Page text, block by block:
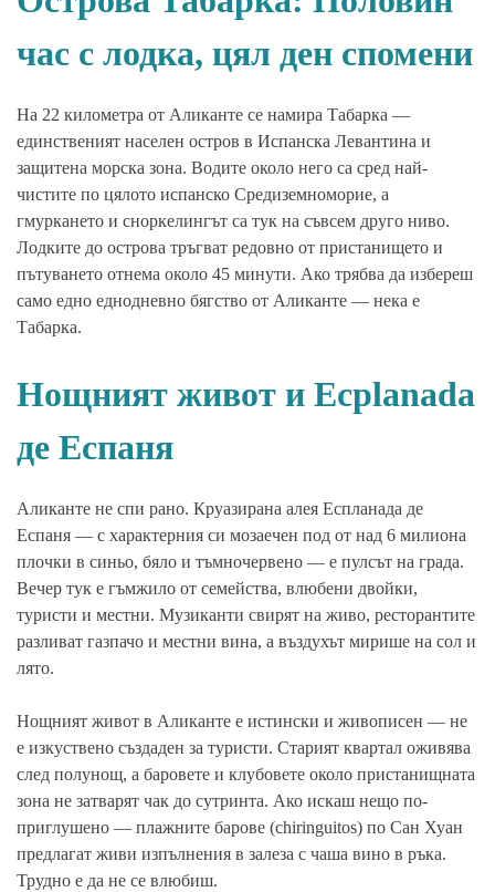
час с лодка, цял ден спомени
На 22 километра от Аликанте се намира Табарка —
единственият населен остров в Испанска Левантина и
защитена морска зона. Водите около него са сред най-
чистите по цялото испанско Средиземноморие, а
гмуркането и сноркелингът са тук на съвсем друго ниво.
Лодките до острова тръгват редовно от пристанището и
пътуването отнема около 45 минути. Ако трябва да избереш
само едно еднодневно бягство от Аликанте — нека е
Табарка.
Нощният живот и Есplanada
де Еспаня
Аликанте не спи рано. Круазирана алея Еспланада де
Еспаня — с характерния си мозаечен под от над 6 милиона
плочки в синьо, бяло и тъмночервено — е пулсът на града.
Вечер тук е гъмжило от семейства, влюбени двойки,
туристи и местни. Музиканти свирят на живо, ресторантите
разливат газпачо и местни вина, а въздухът мирише на сол и
лято.
Нощният живот в Аликанте е истински и живописен — не
е изкуствено създаден за туристи. Старият квартал оживява
след полунощ, а баровете и клубовете около пристанищната
зона не затварят чак до сутринта. Ако искаш нещо по-
приглушено — плажните барове (chiringuitos) по Сан Хуан
предлагат живи изпълнения в залеза с чаша вино в ръка.
Трудно е да не се влюбиш.